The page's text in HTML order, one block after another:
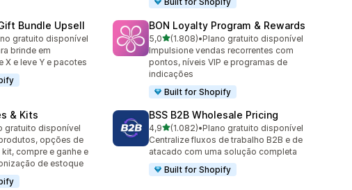
Bundle Upsell
todo
gratuito disponível
brinde em
X e leve Y e pacotes
BON Loyalty Program & Rewards
5,0de 5 estrelas
(1.808)
1808 avaliações ao todo
•Plano gratuito disponível
Impulsione vendas recorrentes com
pontos, níveis VIP e programas de
indicações
Built for Shopify
& Kits
todo
gratuito disponível
opções de
compre e ganhe e
de estoque
BSS B2B Wholesale Pricing
4,9de 5 estrelas
(1.082)
1082 avaliações ao todo
•Plano gratuito disponível
Centralize fluxos de trabalho B2B e de
atacado com uma solução completa
Built for Shopify